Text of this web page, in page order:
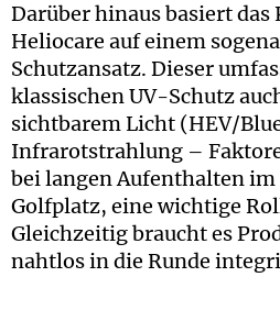
Darüber hinaus basiert das
Heliocare auf einem
Schutzansatz. Dieser
klassischen UV-Schutz
sichtbarem Licht (HEV/
Infrarotstrahlung –
bei langen Aufenthalten
Golfplatz, eine wichtige
Gleichzeitig braucht es
nahtlos in die Runde